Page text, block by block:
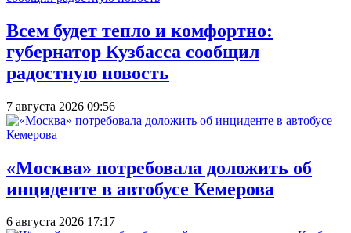
Всем будет тепло и комфортно:
губернатор Кузбасса сообщил
радостную новость
7 августа 2026 09:56
«Москва» потребовала доложить об
инциденте в автобусе Кемерова
6 августа 2026 17:17